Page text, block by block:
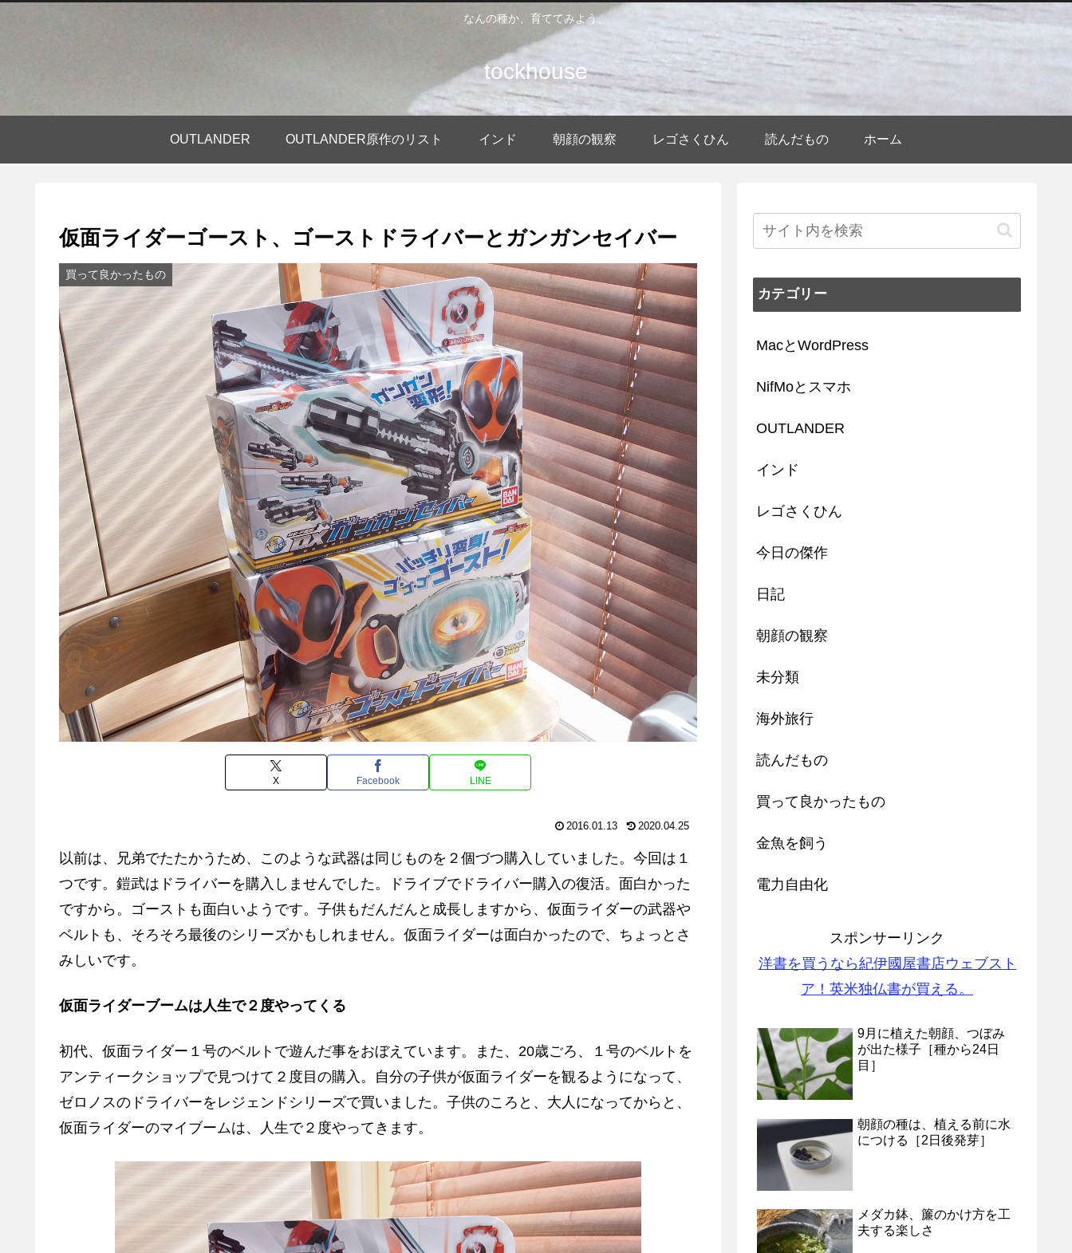
なんの種か、育ててみよう。
tockhouse
OUTLANDER OUTLANDER原作のリスト インド 朝顔の観察 レゴさくひん 読んだもの ホーム
仮面ライダーゴースト、ゴーストドライバーとガンガンセイバー
買って良かったもの
X Facebook LINE
2016.01.13 2020.04.25
以前は、兄弟でたたかうため、このような武器は同じものを２個づつ購入していました。今回は１
つです。鎧武はドライバーを購入しませんでした。ドライブでドライバー購入の復活。面白かった
ですから。ゴーストも面白いようです。子供もだんだんと成長しますから、仮面ライダーの武器や
ベルトも、そろそろ最後のシリーズかもしれません。仮面ライダーは面白かったので、ちょっとさ
みしいです。
仮面ライダーブームは人生で２度やってくる
初代、仮面ライダー１号のベルトで遊んだ事をおぼえています。また、20歳ごろ、１号のベルトを
アンティークショップで見つけて２度目の購入。自分の子供が仮面ライダーを観るようになって、
ゼロノスのドライバーをレジェンドシリーズで買いました。子供のころと、大人になってからと、
仮面ライダーのマイブームは、人生で２度やってきます。
カテゴリー
MacとWordPress
NifMoとスマホ
OUTLANDER
インド
レゴさくひん
今日の傑作
日記
朝顔の観察
未分類
海外旅行
読んだもの
買って良かったもの
金魚を飼う
電力自由化
スポンサーリンク
洋書を買うなら紀伊國屋書店ウェブスト
ア！英米独仏書が買える。
9月に植えた朝顔、つぼみ
が出た様子［種から24日
目］
朝顔の種は、植える前に水
につける［2日後発芽］
メダカ鉢、簾のかけ方を工
夫する楽しさ